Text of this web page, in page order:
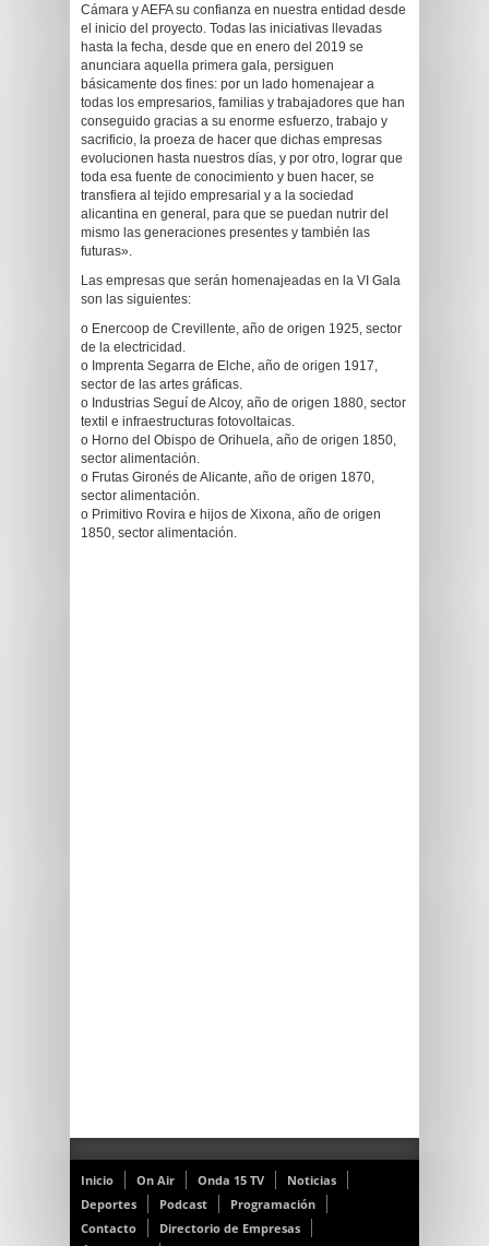
Cámara y AEFA su confianza en nuestra entidad desde
el inicio del proyecto. Todas las iniciativas llevadas
hasta la fecha, desde que en enero del 2019 se
anunciara aquella primera gala, persiguen
básicamente dos fines: por un lado homenajear a
todas los empresarios, familias y trabajadores que han
conseguido gracias a su enorme esfuerzo, trabajo y
sacrificio, la proeza de hacer que dichas empresas
evolucionen hasta nuestros días, y por otro, lograr que
toda esa fuente de conocimiento y buen hacer, se
transfiera al tejido empresarial y a la sociedad
alicantina en general, para que se puedan nutrir del
mismo las generaciones presentes y también las
futuras».
Las empresas que serán homenajeadas en la VI Gala
son las siguientes:
o Enercoop de Crevillente, año de origen 1925, sector
de la electricidad.
o Imprenta Segarra de Elche, año de origen 1917,
sector de las artes gráficas.
o Industrias Seguí de Alcoy, año de origen 1880, sector
textil e infraestructuras fotovoltaicas.
o Horno del Obispo de Orihuela, año de origen 1850,
sector alimentación.
o Frutas Gironés de Alicante, año de origen 1870,
sector alimentación.
o Primitivo Rovira e hijos de Xixona, año de origen
1850, sector alimentación.
Inicio On Air Onda 15 TV
Noticias
Deportes
Podcast
Programación
Contacto
Directorio de Empresas